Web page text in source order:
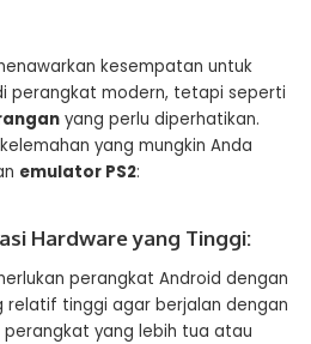
kesempatan untuk
perangkat modern, tetapi seperti
yang perlu diperhatikan.
yang mungkin Anda
emulator PS2:
Hardware yang Tinggi:
perangkat Android dengan
relatif tinggi agar berjalan dengan
perangkat yang lebih tua atau